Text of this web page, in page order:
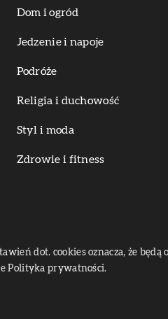
Dom i ogród
Jedzenie i napoje
Podróże
Religia i duchowość
Styl i moda
Zdrowie i fitness
dot. cookies oznacza, że będą
Polityka prywatności.